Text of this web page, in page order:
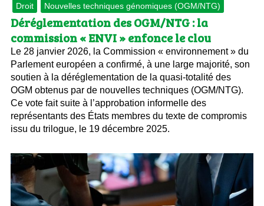
Droit Nouvelles techniques génomiques (OGM/NTG)
Déréglementation des OGM/NTG : la
commission « ENVI » enfonce le clou
Le 28 janvier 2026, la Commission « environnement » du
Parlement européen a confirmé, à une large majorité, son
soutien à la déréglementation de la quasi-totalité des
OGM obtenus par de nouvelles techniques (OGM/NTG).
Ce vote fait suite à l’approbation informelle des
représentants des États membres du texte de compromis
issu du trilogue, le 19 décembre 2025.